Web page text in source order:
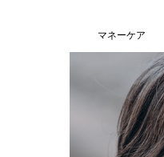
マネーケア